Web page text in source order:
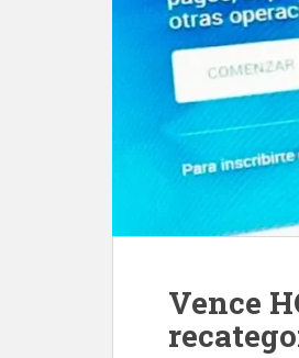
Vence